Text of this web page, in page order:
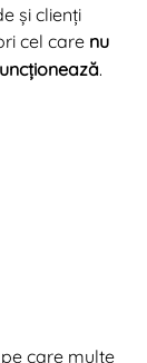
și clienți
cel care nu
.
care multe